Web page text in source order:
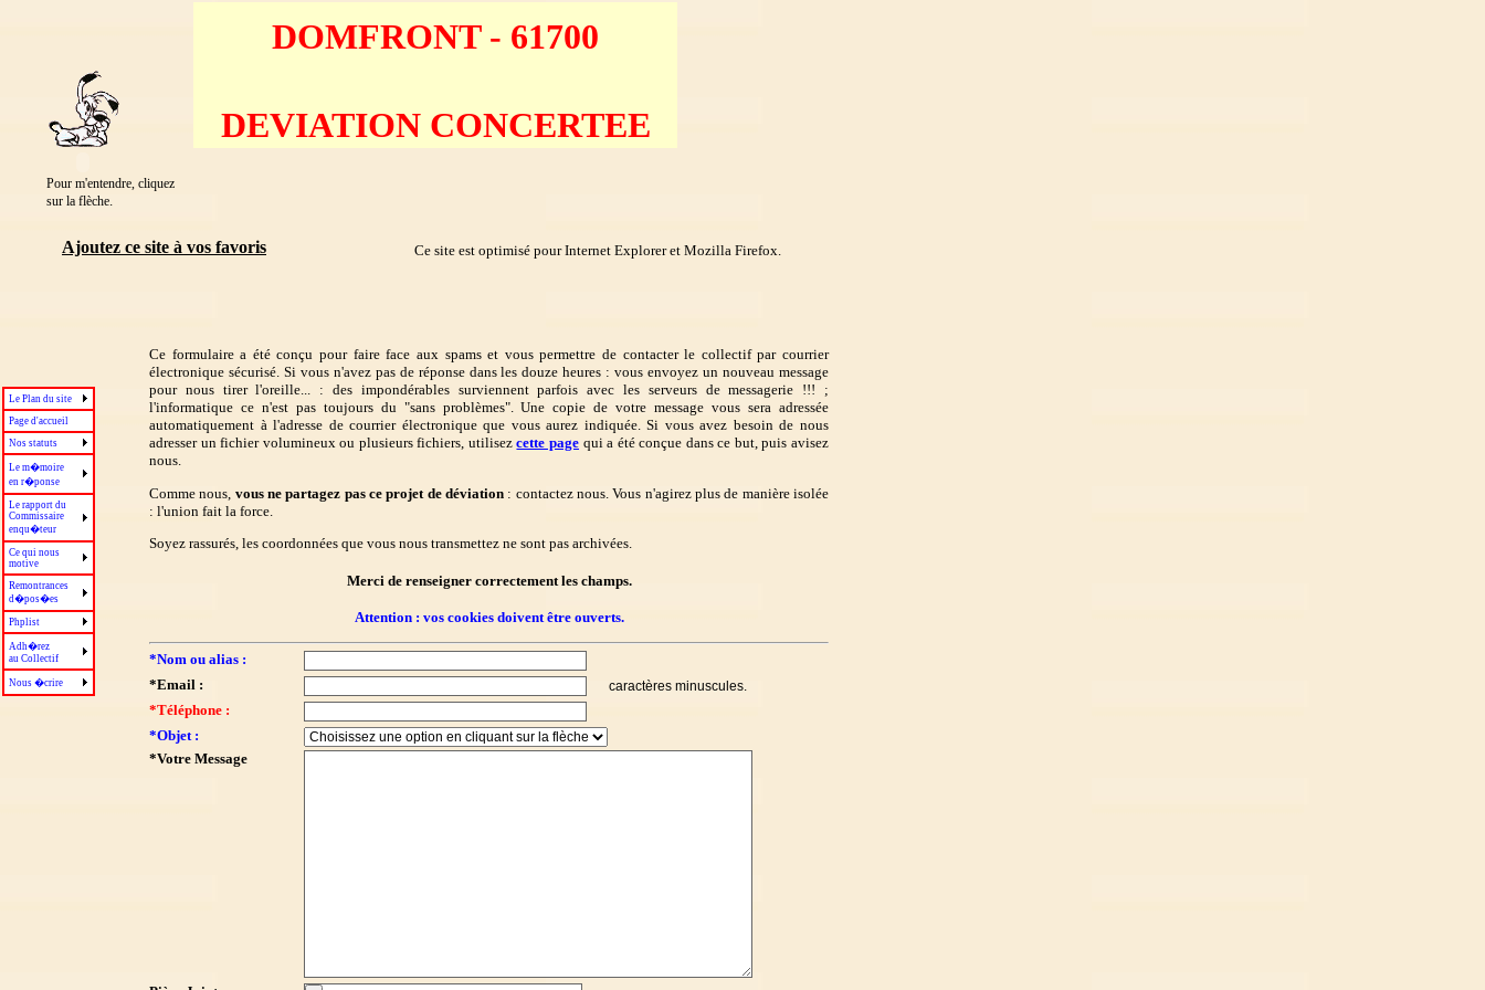
DOMFRONT - 61700
DEVIATION CONCERTEE
Pour m'entendre, cliquez
sur la flèche.
Ajoutez ce site à vos favoris Ce site est optimisé pour Internet Explorer et Mozilla Firefox.
Le Plan du site
Page d'accueil
Nos statuts
Le m�moire
en r�ponse
Le rapport du
Commissaire
enqu�teur
Ce qui nous
motive
Remontrances
d�pos�es
Phplist
Adh�rez
au Collectif
Nous �crire
Ce formulaire a été conçu pour faire face aux spams et vous permettre de contacter le collectif par courrier
électronique sécurisé. Si vous n'avez pas de réponse dans les douze heures : vous envoyez un nouveau message
pour nous tirer l'oreille... : des impondérables surviennent parfois avec les serveurs de messagerie !!! ;
l'informatique ce n'est pas toujours du "sans problèmes". Une copie de votre message vous sera adressée
automatiquement à l'adresse de courrier électronique que vous aurez indiquée. Si vous avez besoin de nous
adresser un fichier volumineux ou plusieurs fichiers, utilisezcette page qui a été conçue dans ce but, puis avisez
nous.
Comme nous, vous ne partagez pas ce projet de déviation : contactez nous. Vous n'agirez plus de manière isolée
: l'union fait la force.
Soyez rassurés, les coordonnées que vous nous transmettez ne sont pas archivées.
Merci de renseigner correctement les champs.
Attention : vos cookies doivent être ouverts.
*Nom ou alias :
*Email :
caractères minuscules.
*Téléphone :
*Objet :
*Votre Message